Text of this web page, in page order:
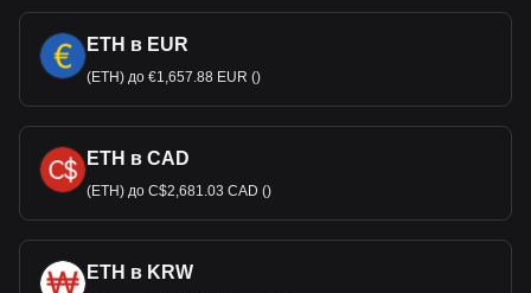
ETH в EUR
(ETH) до €1,657.88 EUR ()
ETH в CAD
(ETH) до C$2,681.03 CAD ()
ETH в KRW